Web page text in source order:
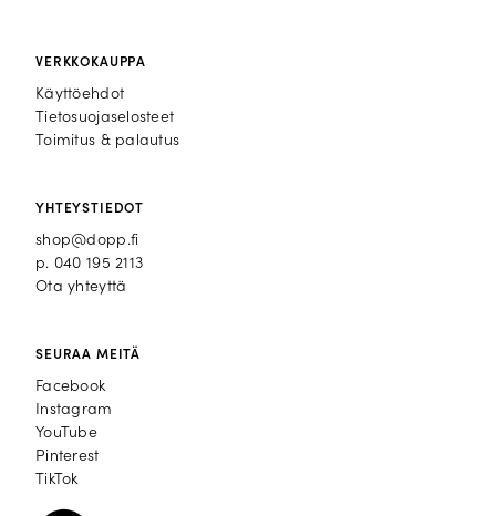
VERKKOKAUPPA
Käyttöehdot
Tietosuojaselosteet
Toimitus & palautus
YHTEYSTIEDOT
shop@dopp.fi
p. 040 195 2113
Ota yhteyttä
SEURAA MEITÄ
Facebook
Facebook
Instagram
Instagram
YouTube
YouTube
Pinterest
Pinterest
TikTok
TikTok